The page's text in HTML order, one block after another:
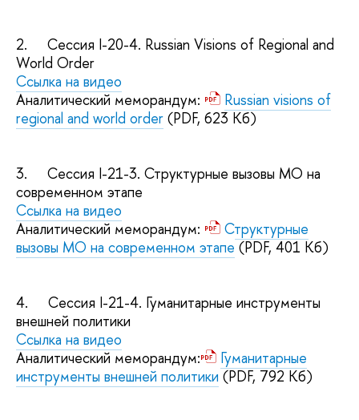
2. Сессия I-20-4. Russian Visions of Regional and
World Order
Ссылка на видео
Аналитический меморандум:
Russian visions of
regional and world order (PDF, 623 Кб)
3. Сессия I-21-3. Структурные вызовы МО на
современном этапе
Ссылка на видео
Аналитический меморандум:
Структурные
вызовы МО на современном этапе (PDF, 401 Кб)
4. Сессия I-21-4. Гуманитарные инструменты
внешней политики
Ссылка на видео
Аналитический меморандум:
Гуманитарные
инструменты внешней политики (PDF, 792 Кб)